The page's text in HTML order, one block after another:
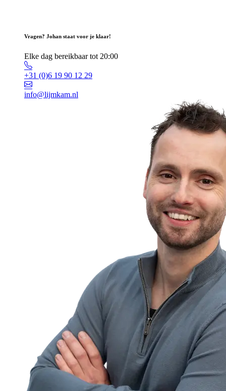
Vragen? Johan staat voor je klaar!
Elke dag bereikbaar tot 20:00
+31 (0)6 19 90 12 29
info@lijmkam.nl